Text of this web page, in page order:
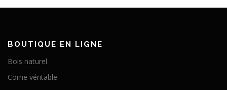
BOUTIQUE EN LIGNE
Bois naturel
Corne véritable